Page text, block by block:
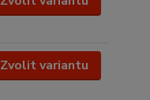
Zvolit variantu